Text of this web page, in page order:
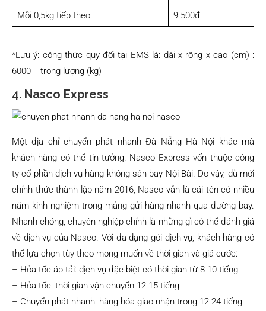
Mỗi 0,5kg tiếp theo
9.500đ
*Lưu ý: công thức quy đổi tại EMS là: dài x rộng x cao (cm) :
6000 = trọng lượng (kg)
4. Nasco Express
Một địa chỉ chuyển phát nhanh Đà Nẵng Hà Nội khác mà
khách hàng có thể tin tưởng. Nasco Express vốn thuộc công
ty cổ phần dịch vụ hàng không sân bay Nội Bài. Do vậy, dù mới
chính thức thành lập năm 2016, Nasco vẫn là cái tên có nhiều
năm kinh nghiệm trong mảng gửi hàng nhanh qua đường bay.
Nhanh chóng, chuyên nghiệp chính là những gì có thể đánh giá
về dịch vụ của Nasco. Với đa dạng gói dịch vụ, khách hàng có
thể lựa chọn tùy theo mong muốn về thời gian và giá cước:
– Hỏa tốc áp tải: dịch vụ đặc biệt có thời gian từ 8-10 tiếng
– Hỏa tốc: thời gian vận chuyển 12-15 tiếng
– Chuyển phát nhanh: hàng hóa giao nhận trong 12-24 tiếng